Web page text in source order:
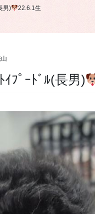
男) 22.6.1生
ﾌﾟｰﾄﾞﾙ(長男)